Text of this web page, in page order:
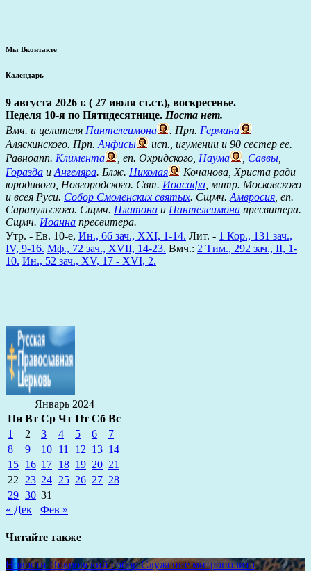
Мы Вконтакте
Календарь
9 августа 2026 г. ( 27 июля ст.ст.), воскресенье.
Неделя 10-я по Пятидесятнице. Поста нет.
Вмч. и целителя Пантелеимона . Прп. Германа
Аляскинского. Прп.Анфисы
исп., игумении и 90 сестер ее.
Равноапп. Климента , еп. Охридского, Наума , Саввы,
Горазда иАнгеляра. Блж. Николая
Кочанова, Христа ради
юродивого, Новгородского. Свт. Иоасафа, митр. Московского
и всея Руси. Собор Смоленских святых. Сщмч.Амвросия, еп.
Сарапульского. Сщмч. Платона и Пантелеимона пресвитера.
Сщмч. Иоанна пресвитера.
Утр. - Ев. 10-е, Ин., 66 зач., XXI, 1-14. Лит. - 1 Кор., 131 зач.,
IV, 9-16. Мф., 72 зач., XVII, 14-23. Вмч.: 2 Тим., 292 зач., II, 1-
10. Ин., 52 зач., XV, 17 - XVI, 2.
Январь 2024
Пн Вт Ср Чт Пт Сб Вс
1
2 3 4 5 6
7
8
9 10 11 12 13 14
15 16 17 18 19 20 21
22 23 24 25 26 27 28
29 30 31
« Дек
Фев »
Читайте также
Новости Покровский соборСлужение митрополита